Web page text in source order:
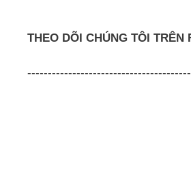
THEO DÕI CHÚNG TÔI TRÊN